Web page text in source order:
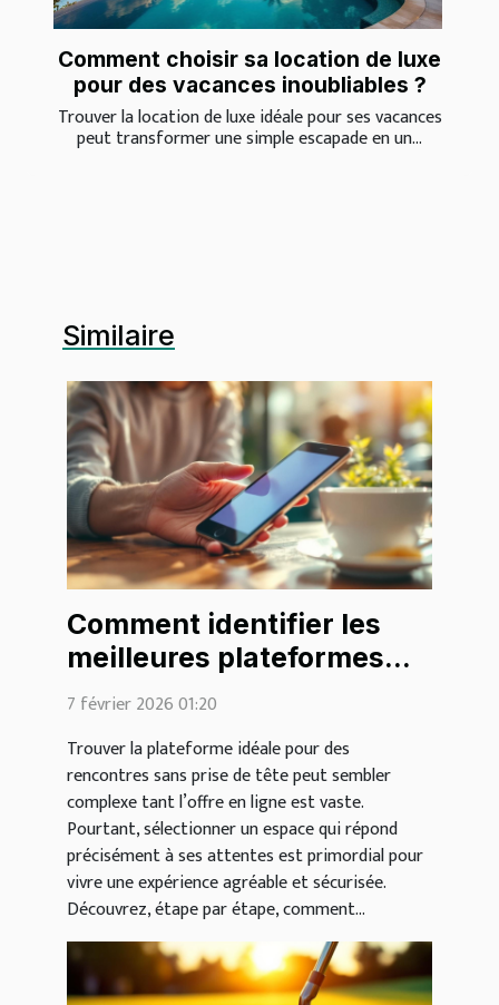
Comment choisir sa location de luxe
pour des vacances inoubliables ?
Trouver la location de luxe idéale pour ses vacances
peut transformer une simple escapade en un...
Similaire
Comment identifier les
meilleures plateformes
pour des rencontres
7 février 2026 01:20
Trouver la plateforme idéale pour des
rencontres sans prise de tête peut sembler
complexe tant l’offre en ligne est vaste.
Pourtant, sélectionner un espace qui répond
précisément à ses attentes est primordial pour
vivre une expérience agréable et sécurisée.
Découvrez, étape par étape, comment...